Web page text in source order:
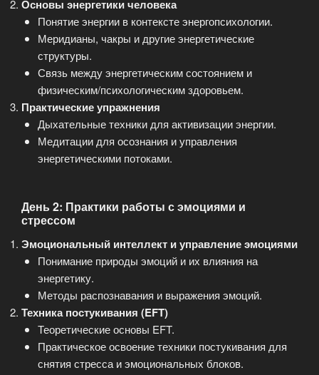
Основы энергетики человека
Понятие энергии в контексте энергопсихологии.
Меридианы, чакры и другие энергетические
структуры.
Связь между энергетическим состоянием и
физическим/психологическим здоровьем.
Практические упражнения
Дыхательные техники для активизации энергии.
Медитации для осознания и управления
энергетическими потоками.
День 2: Практики работы с эмоциями и
стрессом
Эмоциональный интеллект и управление эмоциями
Понимание природы эмоций и их влияния на
энергетику.
Методы распознавания и выражения эмоций.
Техника постукивания (EFT)
Теоретические основы EFT.
Практическое освоение техники постукивания для
снятия стресса и эмоциональных блоков.